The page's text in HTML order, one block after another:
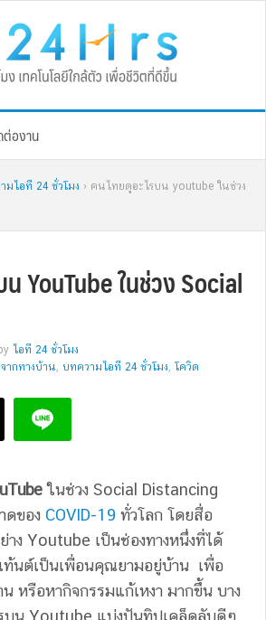
องาน
มไอที 24 ชั่วโมง › คนไทยดูอะไรบน youtube ในช่วง
YouTube ในช่วง Social
by ไอที 24 ชั่วโมง
ากทางบ้าน, บทความไอที 24 ชั่วโมง, โควิด
ในช่วง Social Distancing
ดของ COVID-19 ทั่วโลก โดยสื่อ
ง Youtube เป็นช่องทางหนึ่งที่ได้
ท้นต์เป็นเพื่อนคุณยามอยู่บ้าน เพื่อ
หรือหากิจกรรมแก้เหงา มากขึ้น บาง
บน Youtube แบ่งปันทิปเคล็ดลับดีๆ